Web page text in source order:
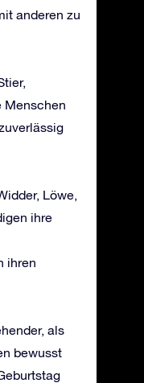
anderen zu
Menschen
Löwe,
ihre
ihren
als
bewusst